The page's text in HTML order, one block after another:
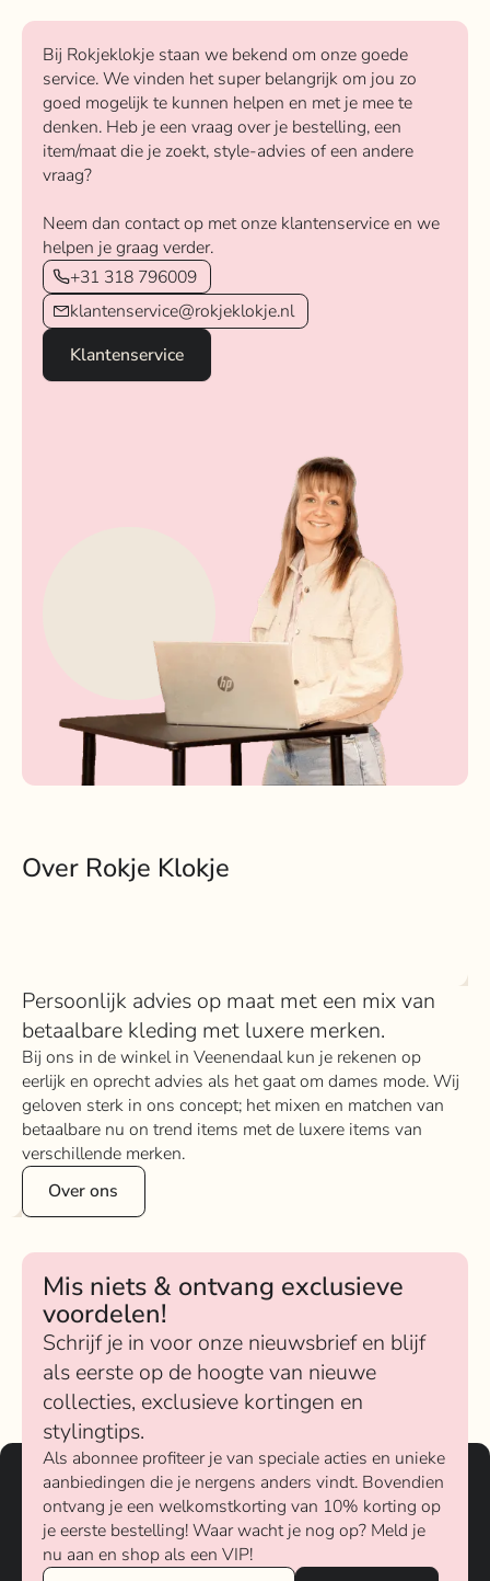
Bij Rokjeklokje staan we bekend om onze goede
service. We vinden het super belangrijk om jou zo
goed mogelijk te kunnen helpen en met je mee te
denken. Heb je een vraag over je bestelling, een
item/maat die je zoekt, style-advies of een andere
vraag?
Neem dan contact op met onze klantenservice en we
helpen je graag verder.
+31 318 796009
klantenservice@rokjeklokje.nl
Klantenservice
Over Rokje Klokje
Persoonlijk advies op maat met een mix van
betaalbare kleding met luxere merken.
Bij ons in de winkel in Veenendaal kun je rekenen op
eerlijk en oprecht advies als het gaat om dames mode. Wij
geloven sterk in ons concept; het mixen en matchen van
betaalbare nu on trend items met de luxere items van
verschillende merken.
Over ons
Mis niets & ontvang exclusieve
voordelen!
Schrijf je in voor onze nieuwsbrief en blijf
als eerste op de hoogte van nieuwe
collecties, exclusieve kortingen en
stylingtips.
Als abonnee profiteer je van speciale acties en unieke
aanbiedingen die je nergens anders vindt. Bovendien
ontvang je een welkomstkorting van 10% korting op
je eerste bestelling! Waar wacht je nog op? Meld je
nu aan en shop als een VIP!